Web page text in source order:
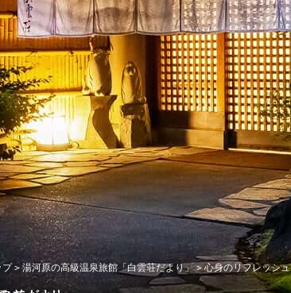
プ 湯河原の高級温泉旅館「白雲荘だより」 心身のリフレッシュ